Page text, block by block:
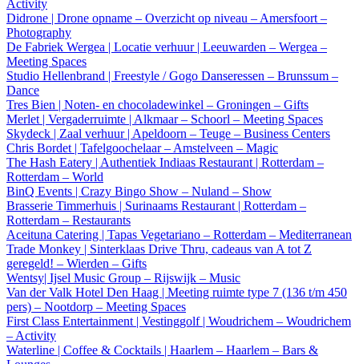
Activity
Didrone | Drone opname – Overzicht op niveau – Amersfoort –
Photography
De Fabriek Wergea | Locatie verhuur | Leeuwarden – Wergea –
Meeting Spaces
Studio Hellenbrand | Freestyle / Gogo Danseressen – Brunssum –
Dance
Tres Bien | Noten- en chocoladewinkel – Groningen – Gifts
Merlet | Vergaderruimte | Alkmaar – Schoorl – Meeting Spaces
Skydeck | Zaal verhuur | Apeldoorn – Teuge – Business Centers
Chris Bordet | Tafelgoochelaar – Amstelveen – Magic
The Hash Eatery | Authentiek Indiaas Restaurant | Rotterdam –
Rotterdam – World
BinQ Events | Crazy Bingo Show – Nuland – Show
Brasserie Timmerhuis | Surinaams Restaurant | Rotterdam –
Rotterdam – Restaurants
Aceituna Catering | Tapas Vegetariano – Rotterdam – Mediterranean
Trade Monkey | Sinterklaas Drive Thru, cadeaus van A tot Z
geregeld! – Wierden – Gifts
Wentsy| Ijsel Music Group – Rijswijk – Music
Van der Valk Hotel Den Haag | Meeting ruimte type 7 (136 t/m 450
pers) – Nootdorp – Meeting Spaces
First Class Entertainment | Vestinggolf | Woudrichem – Woudrichem
– Activity
Waterline | Coffee & Cocktails | Haarlem – Haarlem – Bars &